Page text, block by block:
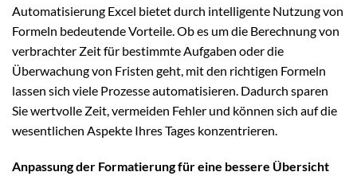
Automatisierung Excel bietet durch intelligente Nutzung von
Formeln bedeutende Vorteile. Ob es um die Berechnung von
verbrachter Zeit für bestimmte Aufgaben oder die
Überwachung von Fristen geht, mit den richtigen Formeln
lassen sich viele Prozesse automatisieren. Dadurch sparen
Sie wertvolle Zeit, vermeiden Fehler und können sich auf die
wesentlichen Aspekte Ihres Tages konzentrieren.
Anpassung der Formatierung für eine bessere Übersicht